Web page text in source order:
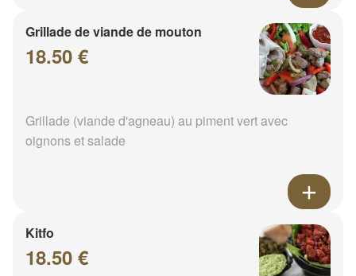
Grillade de viande de mouton
18.50 €
Grillade (viande d'agneau) au piment vert avec
oignons et salade
Kitfo
18.50 €